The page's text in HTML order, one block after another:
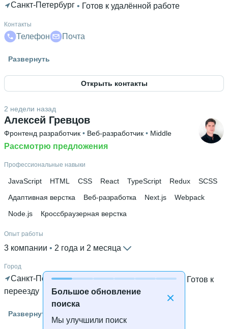
Большое обновление
поиска
Мы улучшили поиск
Санкт-Петербург • Готов к удалённой работе
Контакты
Телефон Почта
Дополнительное образование
Развернуть
Открыть контакты
Алексей Гревцов
2 недели назад
Фронтенд разработчик • Веб-разработчик • Middle
Рассмотрю предложения
Профессиональные навыки
JavaScript HTML CSS React TypeScript Redux
SCSS
Адаптивная верстка
Веб-разработка Next.js
Webpack
Node.js
Кроссбраузерная верстка
Опыт работы
3 компании 2 года и 2 месяца
Город
Санкт-Петербург • Готов к удалённой работе
Готов к
переезду
Гражданство
Развернуть